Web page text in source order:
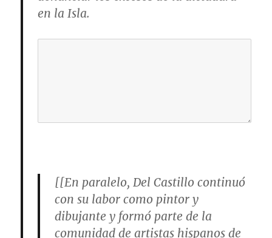
en la Isla.
[[En paralelo, Del Castillo continuó
con su labor como pintor y
dibujante y formó parte de la
comunidad de artistas hispanos de